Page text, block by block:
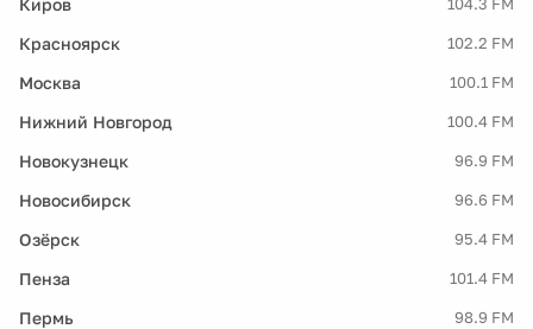
104.3 FM
Красноярск 102.2 FM
Москва 100.1 FM
Нижний Новгород 100.4 FM
Новокузнецк 96.9 FM
Новосибирск 96.6 FM
Озёрск 95.4 FM
Пенза 101.4 FM
Пермь 98.9 FM